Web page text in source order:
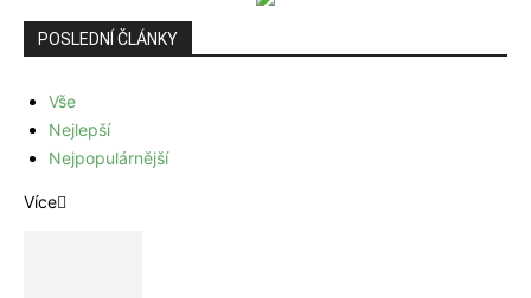
POSLEDNÍ ČLÁNKY
Vše
Nejlepší
Nejpopulárnější
Více